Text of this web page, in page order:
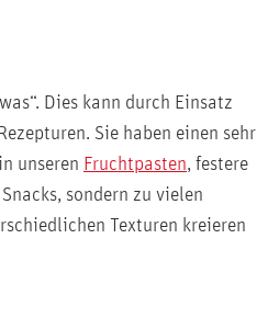
Dies kann durch Einsatz
Sie haben einen sehr
unseren Fruchtpasten, festere
sondern zu vielen
Texturen kreieren